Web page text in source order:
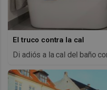
El truco contra la cal
Di adiós a la cal del baño